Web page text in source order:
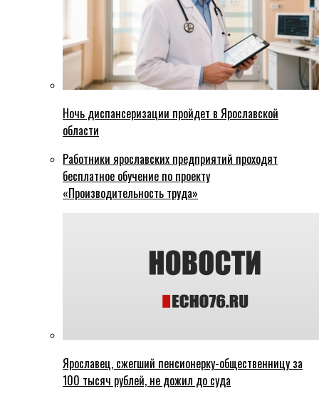
Ночь диспансеризации пройдет в Ярославской
области
Работники ярославских предприятий проходят
бесплатное обучение по проекту
«Производительность труда»
Ярославец, сжегший пенсионерку-общественницу за
100 тысяч рублей, не дожил до суда